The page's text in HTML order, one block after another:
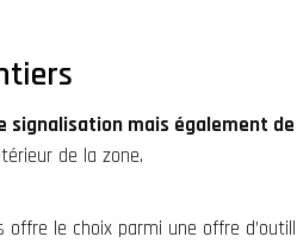
signalisation mais également
de la zone.
le choix parmi une offre